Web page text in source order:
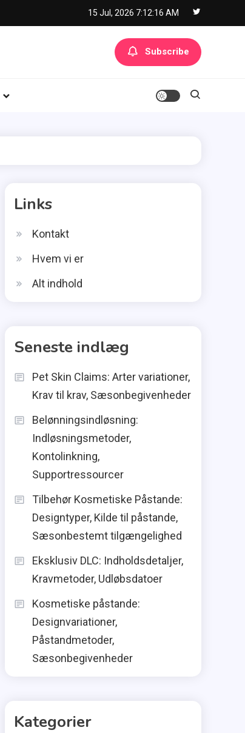
15 Jul, 2026 7:12:17 AM
Subscribe
Links
Kontakt
Hvem vi er
Alt indhold
Seneste indlæg
Pet Skin Claims: Arter variationer,
Krav til krav, Sæsonbegivenheder
Belønningsindløsning:
Indløsningsmetoder,
Kontolinkning,
Supportressourcer
Tilbehør Kosmetiske Påstande:
Designtyper, Kilde til påstande,
Sæsonbestemt tilgængelighed
Eksklusiv DLC: Indholdsdetaljer,
Kravmetoder, Udløbsdatoer
Kosmetiske påstande:
Designvariationer,
Påstandmetoder,
Sæsonbegivenheder
Kategorier